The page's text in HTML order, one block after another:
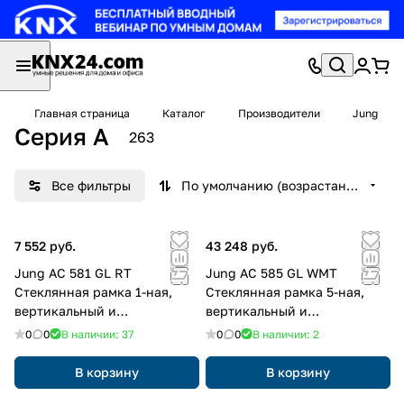
Главная страница Каталог Производители Jung
Серия A 263
Все фильтры По умолчанию (возрастание)
7 552 руб.
Jung AC 581 GL RT
Стеклянная рамка 1-ная,
вертикальный и
горизонтальный монтаж,
0 0 В наличии: 37
В корзину
43 248 руб.
Jung AC 585 GL WMT
Стеклянная рамка 5-ная,
вертикальный и
горизонтальный монтаж,
матовый белый
0 0 В наличии: 2
В корзину